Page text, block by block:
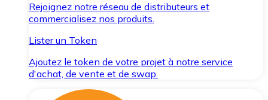
Rejoignez notre réseau de distributeurs et
commercialisez nos produits.
Lister un Token
Ajoutez le token de votre projet à notre service
d'achat, de vente et de swap.